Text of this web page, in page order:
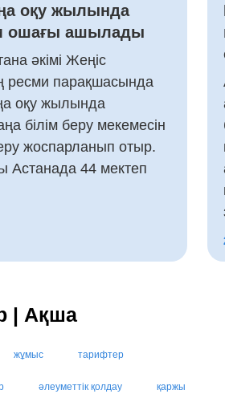
оқу жылында
ошағы ашылады
әкімі Жеңіс
ресми парақшасында
оқу жылында
білім беру мекемесін
жоспарланып отыр.
Астанада 44 мектеп
| Ақша
жұмыс тарифтер
әлеуметтік қолдау қаржы